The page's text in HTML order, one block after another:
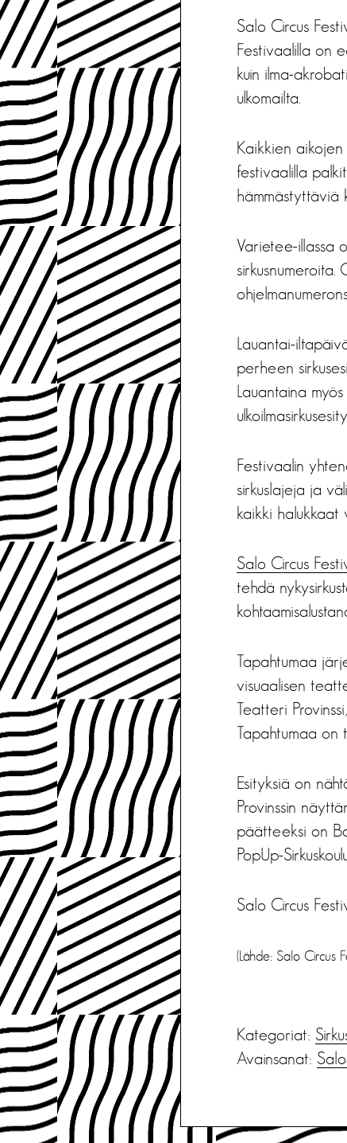
Salo Circus
Festivaalilla on
kuin ilma-
ulkomailta.
Kaikkien aikojen
festivaalilla
hämmästyttäviä
Varietee-illassa
Lauantai-
perheen
Lauantaina
Festivaalin
sirkuslajeja ja
kaikki halukkaat
Salo Circus
tehdä
Tapahtumaa
visuaalisen
Teatteri
Tapahtumaa on
Esityksiä on
Provinssin
päätteeksi on
PopUp-
Salo Circus
(Lähde: Salo Circus
Kategoriat:
Avainsanat: